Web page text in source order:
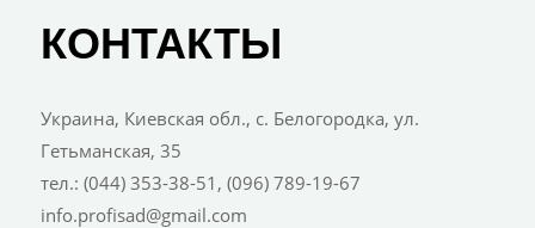
КОНТАКТЫ
Украина, Киевская обл., с. Белогородка, ул.
Гетьманская, 35
тел.: (044) 353-38-51, (096) 789-19-67
info.profisad@gmail.com